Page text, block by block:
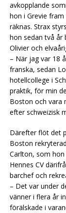
avkopplande
hon i Grevie
räknas. Strax
hon sedan två år
Olivier och
– När jag var 18
franska, sedan
hotellcollege i
praktik, för min
Boston och vara
efter schweizisk
Därefter flöt det
Boston
Carlton, som
Hennes CV
barchef och
– Det var under
vänner i flera år
förälskade i